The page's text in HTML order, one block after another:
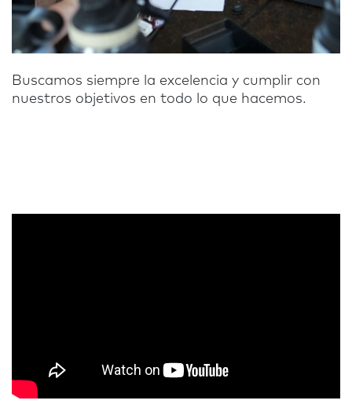
Buscamos siempre la excelencia y cumplir con
nuestros objetivos en todo lo que hacemos.